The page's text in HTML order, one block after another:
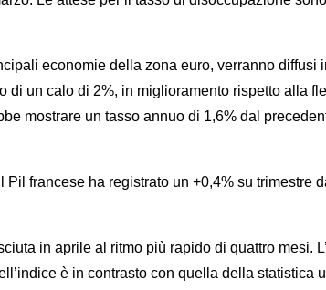
economie della zona euro, verranno
di un calo di 2%, in miglioramento rispetto alla
mostrare un tasso annuo di 1,6% dal
francese ha registrato un +0,4% su trimestre
in aprile al ritmo più rapido di quattro mesi.
è in contrasto con quella della